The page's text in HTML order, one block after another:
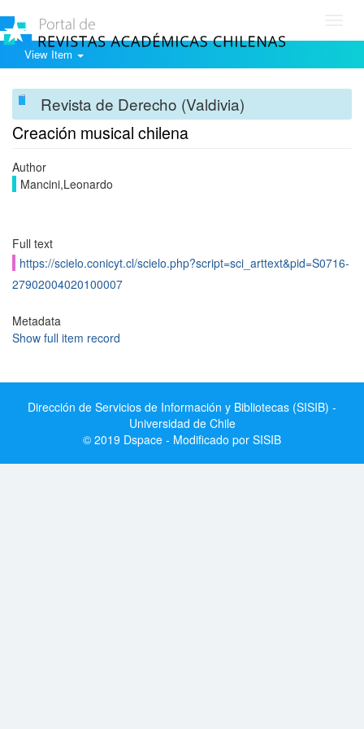
View Item
Revista de Derecho (Valdivia)
Creación musical chilena
Author
Mancini,Leonardo
Full text
https://scielo.conicyt.cl/scielo.php?script=sci_arttext&pid=S0716-
27902004020100007
Metadata
Show full item record
Dirección de Servicios de Información y Bibliotecas (SISIB) -
Universidad de Chile
© 2019 Dspace - Modificado por SISIB